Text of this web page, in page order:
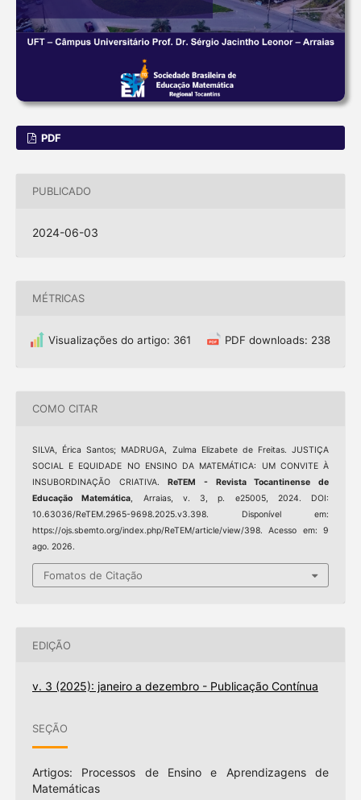
PDF
PUBLICADO
2024-06-03
MÉTRICAS
Visualizações do artigo: 361 PDF downloads: 238
COMO CITAR
SILVA, Érica Santos; MADRUGA, Zulma Elizabete de Freitas. JUSTIÇA
SOCIAL E EQUIDADE NO ENSINO DA MATEMÁTICA: UM CONVITE À
INSUBORDINAÇÃO CRIATIVA.ReTEM - Revista Tocantinense de
Educação Matemática, Arraias, v. 3, p. e25005, 2024. DOI:
10.63036/ReTEM.2965-9698.2025.v3.398. Disponível em:
https://ojs.sbemto.org/index.php/ReTEM/article/view/398. Acesso em: 9
ago. 2026.
Fomatos de Citação
EDIÇÃO
v. 3 (2025): janeiro a dezembro - Publicação Contínua
SEÇÃO
Artigos: Processos de Ensino e Aprendizagens de
Matemáticas